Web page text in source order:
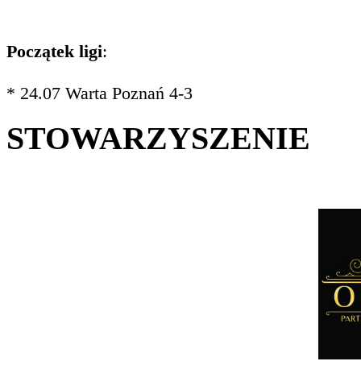
Początek ligi:
* 24.07 Warta Poznań 4-3
STOWARZYSZENIE